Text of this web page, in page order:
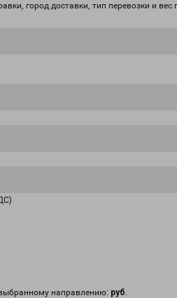
город доставки, тип перевозки и вес
направлению: руб.